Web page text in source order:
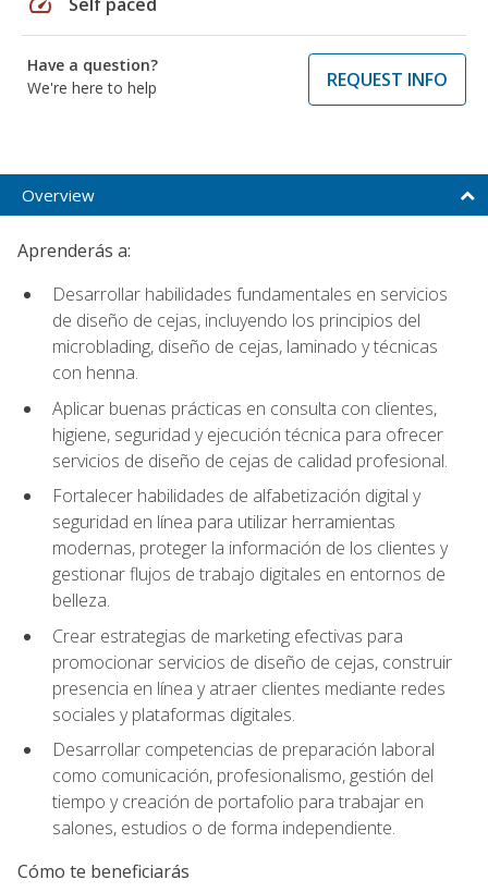
Have a question?
We're here to help
REQUEST INFO
Overview
Aprenderás a:
Desarrollar habilidades fundamentales en servicios
de diseño de cejas, incluyendo los principios del
microblading, diseño de cejas, laminado y técnicas
con henna.
Aplicar buenas prácticas en consulta con clientes,
higiene, seguridad y ejecución técnica para ofrecer
servicios de diseño de cejas de calidad profesional.
Fortalecer habilidades de alfabetización digital y
seguridad en línea para utilizar herramientas
modernas, proteger la información de los clientes y
gestionar flujos de trabajo digitales en entornos de
belleza.
Crear estrategias de marketing efectivas para
promocionar servicios de diseño de cejas, construir
presencia en línea y atraer clientes mediante redes
sociales y plataformas digitales.
Desarrollar competencias de preparación laboral
como comunicación, profesionalismo, gestión del
tiempo y creación de portafolio para trabajar en
salones, estudios o de forma independiente.
Cómo te beneficiarás